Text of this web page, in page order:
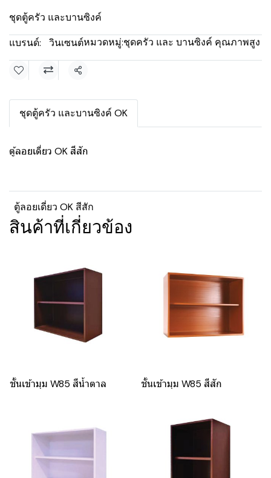
ชุดตู้ครัว และบานซิงค์
แบรนด์:
วินเซนต์หมวดหมู่:ชุดครัว และ บานซิงค์ คุณภาพสูง
แชร์
ชุดตู้ครัว และบานซิงค์ OK
ตู้ลอยเดี่ยว OK สีสัก
ตู้ลอยเดี่ยว OK สีสัก
สินค้าที่เกี่ยวข้อง
ชั้นเข้ามุม W85 สีน้ำตาล ชั้นเข้ามุม W85 สีสัก